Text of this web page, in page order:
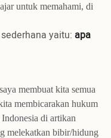
untuk memahami, di
yaitu: apa
membuat kita semua
membicarakan hukum
di artikan
melekatkan bibir/hidung